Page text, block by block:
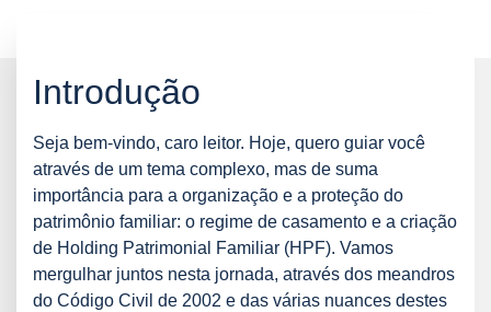
Introdução
Seja bem-vindo, caro leitor. Hoje, quero guiar você
através de um tema complexo, mas de suma
importância para a organização e a proteção do
patrimônio familiar: o regime de casamento e a criação
de Holding Patrimonial Familiar (HPF). Vamos
mergulhar juntos nesta jornada, através dos meandros
do Código Civil de 2002 e das várias nuances destes